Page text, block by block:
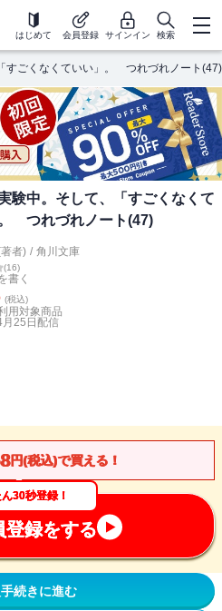
はじめて 会員登録 サインイン 検索
すごくなくていい」。 つれづれノート(47)
験中。そして、「すごくなくて
つれづれノート(47)
者) / 角川文庫
(16)
書く
(税込)
用対象商品
25日 配信
円(税込)で買える！
30秒登録！
登録をする
続きに進む